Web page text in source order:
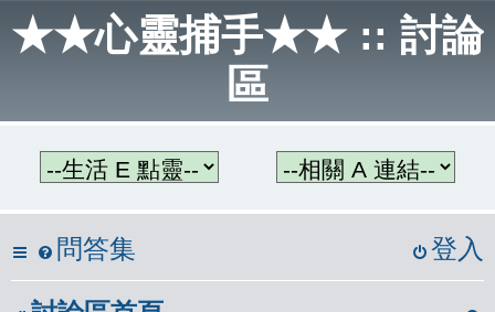
★★心靈捕手★★ :: 討論
區
問答集 登入